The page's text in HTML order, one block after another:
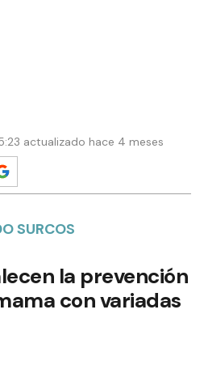
actualizado hace 4 meses
SURCOS
la prevención
con variadas